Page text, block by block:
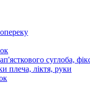
суглоба,
плеча, ліктя, руки